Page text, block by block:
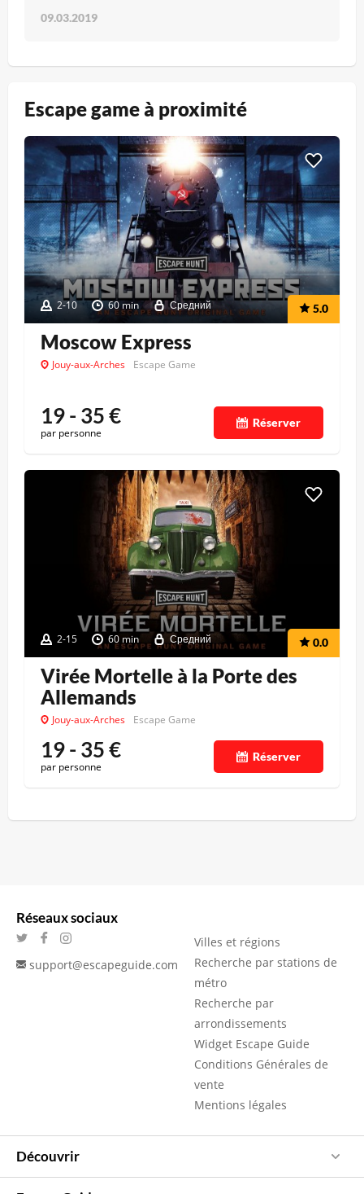
09.03.2019
Escape game à proximité
2-10 60 min Средний 5.0
Moscow Express
Jouy-aux-Arches Escape Game
19 - 35€
par personne
Réserver
2-15 60 min Средний 0.0
Virée Mortelle à la Porte des
Allemands
Jouy-aux-Arches Escape Game
19 - 35€
par personne
Réserver
Réseaux sociaux
support@escapeguide.com
Villes et régions
Recherche par stations de
métro
Recherche par
arrondissements
Widget Escape Guide
Conditions Générales de
vente
Mentions légales
Découvrir